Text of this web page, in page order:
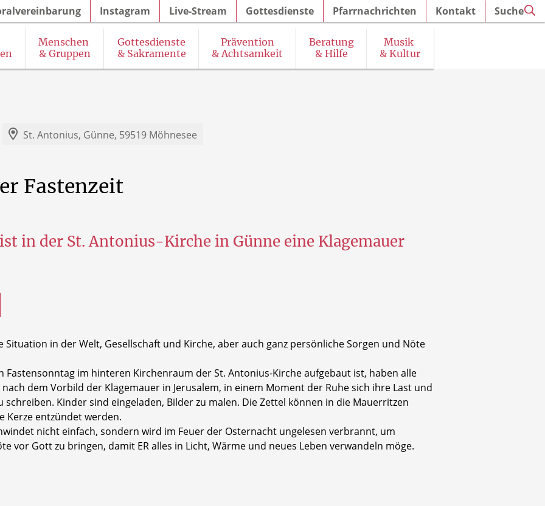
Menschen
& Gruppen
Gottesdienste
& Sakramente
Prävention
& Achtsamkeit
Beratung
& Hilfe
Musik
& Kultur
Instagram Live-Stream Gottesdienste Pfarrnachrichten Kontakt Suche
St. Antonius, Günne, 59519 Möhnesee
Fastenzeit
in der St. Antonius-Kirche in Günne eine Klagemauer
in der Welt, Gesellschaft und Kirche, aber auch ganz persönliche Sorgen und Nöte
Fastensonntag im hinteren Kirchenraum der St. Antonius-Kirche aufgebaut ist, haben alle
dem Vorbild der Klagemauer in Jerusalem, in einem Moment der Ruhe sich ihre Last und
schreiben. Kinder sind eingeladen, Bilder zu malen. Die Zettel können in die Mauerritzen
Kerze entzündet werden.
nicht einfach, sondern wird im Feuer der Osternacht ungelesen verbrannt, um
vor Gott zu bringen, damit ER alles in Licht, Wärme und neues Leben verwandeln möge.